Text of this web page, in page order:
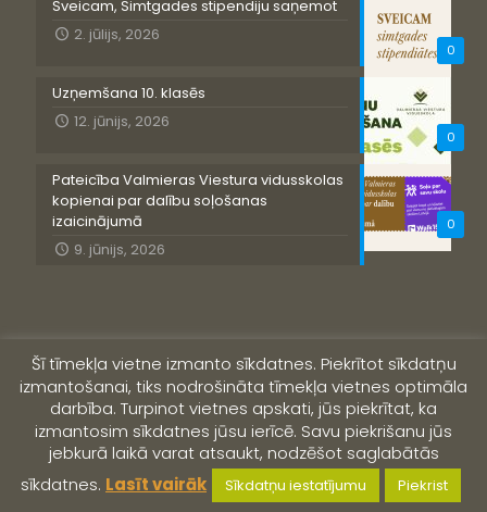
0
Sveicam, Simtgades stipendiju saņemot
2. jūlijs, 2026
0
Uzņemšana 10. klasēs
12. jūnijs, 2026
0
Pateicība Valmieras Viestura vidusskolas
kopienai par dalību soļošanas
izaicinājumā
9. jūnijs, 2026
© 2019 Valmieras Viestura vidusskola
Šī tīmekļa vietne izmanto sīkdatnes. Piekrītot sīkdatņu
izmantošanai, tiks nodrošināta tīmekļa vietnes optimāla
darbība. Turpinot vietnes apskati, jūs piekrītat, ka
izmantosim sīkdatnes jūsu ierīcē. Savu piekrišanu jūs
jebkurā laikā varat atsaukt, nodzēšot saglabātās
sīkdatnes. Lasīt vairāk Sīkdatņu iestatījumu Piekrist